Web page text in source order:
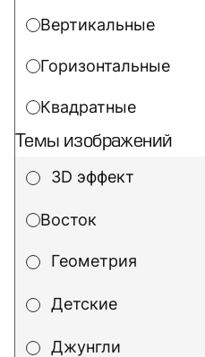
Вертикальные
Горизонтальные
Квадратные
Темы изображений
3D эффект
Восток
Геометрия
Детские
Джунгли